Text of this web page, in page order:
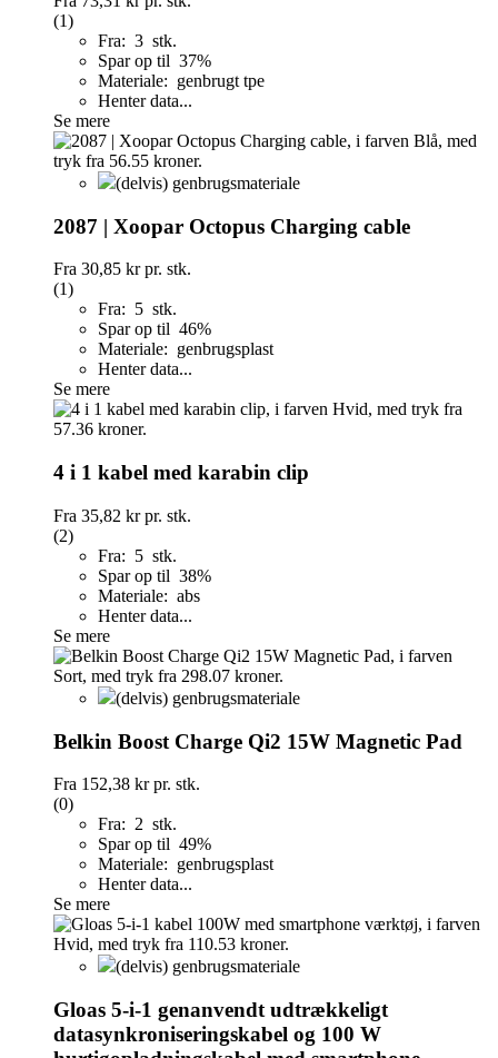
(1)
Fra: 3 stk.
Spar op til 37%
Materiale: genbrugt tpe
Henter data...
Se mere
(delvis) genbrugsmateriale
2087 | Xoopar Octopus Charging cable
Fra 30,85 krpr. stk.
(1)
Fra: 5 stk.
Spar op til 46%
Materiale: genbrugsplast
Henter data...
Se mere
4 i 1 kabel med karabin clip
Fra 35,82 krpr. stk.
(2)
Fra: 5 stk.
Spar op til 38%
Materiale: abs
Henter data...
Se mere
(delvis) genbrugsmateriale
Belkin Boost Charge Qi2 15W Magnetic Pad
Fra 152,38 krpr. stk.
(0)
Fra: 2 stk.
Spar op til 49%
Materiale: genbrugsplast
Henter data...
Se mere
(delvis) genbrugsmateriale
Gloas 5-i-1 genanvendt udtrækkeligt
datasynkroniseringskabel og 100 W